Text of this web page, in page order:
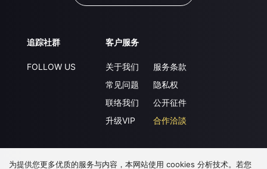
追踪社群
FOLLOW US
客户服务
关于我们
常见问题
联络我们
升级VIP
服务条款
隐私权
公开征件
合作洽談
下载 APP
为提供您更多优质的服务与内容，本网站使用 cookies 分析技术。若您